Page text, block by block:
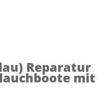
Reparatur
mit